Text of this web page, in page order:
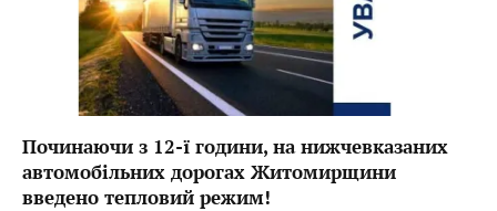
Починаючи з 12-ї години, на нижчевказаних
автомобільних дорогах Житомирщини
введено тепловий режим!